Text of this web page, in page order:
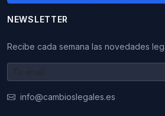
NEWSLETTER
Recibe cada semana las novedades
info@cambioslegales.es